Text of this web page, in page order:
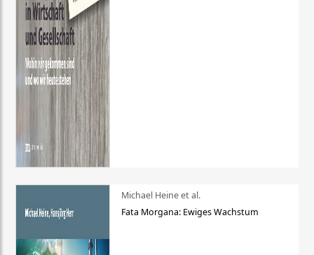
Michael Heine et al.
Fata Morgana: Ewiges Wachstum